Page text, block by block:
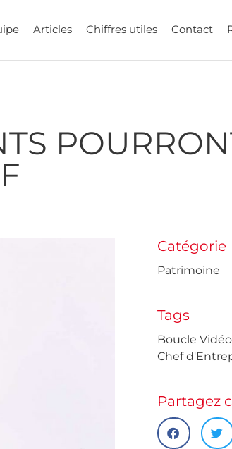
Articles Chiffres utiles Contact
Catégorie
Patrimoine
Tags
Boucle Vidéo
Chef
Partagez